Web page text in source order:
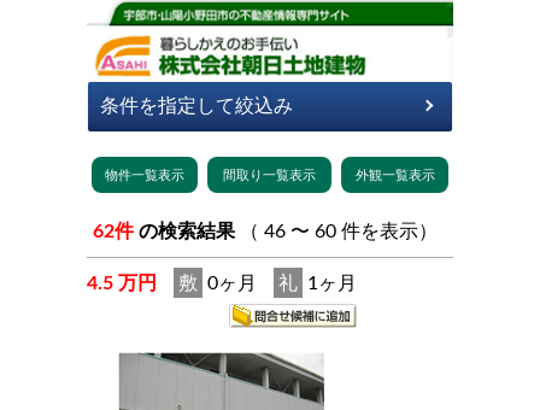
62件 の検索結果 （ 46 〜 60 件を表示）
4.5 万円 敷 0ヶ月 礼 1ヶ月